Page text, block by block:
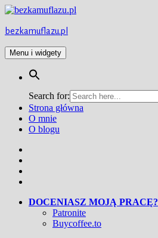
Przejdź
treści
bezkamuflazu.pl
Menu i widgety
Search for:
Strona główna
O mnie
O blogu
DOCENIASZ MOJĄ PRACĘ?
Patronite
Buycoffee.to